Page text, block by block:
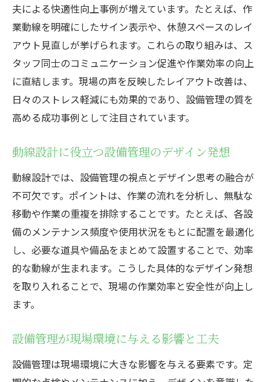
夫による快適性向上事例が増えています。たとえば、作
業動線を明確にしたサイン表示や、休憩スペースのレイ
アウト見直しが挙げられます。これらの取り組みは、ス
タッフ同士のコミュニケーション促進や作業効率の向上
に直結します。現場の声を反映したレイアウト改善は、
日々のストレス軽減にも効果的であり、設備管理の質を
高める成功事例として注目されています。
動線設計に役立つ設備管理のデザイン発想
動線設計では、設備管理の視点とデザイン思考の融合が
不可欠です。ポイントは、作業の流れを分析し、無駄な
移動や作業の重複を排除することです。たとえば、各設
備のメンテナンス頻度や使用状況をもとに配置を最適化
し、必要な道具や備品をまとめて設置することで、効率
的な動線が生まれます。こうした具体的なデザイン発想
を取り入れることで、現場の作業効率と安全性が向上し
ます。
設備管理が現場環境に与える影響と工夫
設備管理は現場環境に大きな影響を与える要素です。定